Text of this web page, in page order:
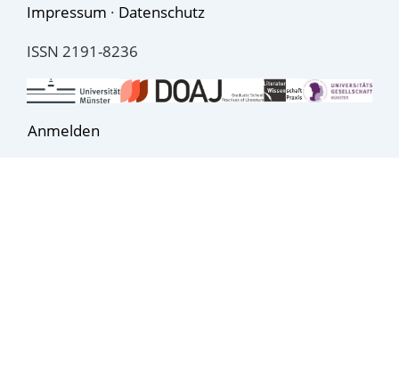
Impressum · Datenschutz
ISSN 2191-8236
Anmelden